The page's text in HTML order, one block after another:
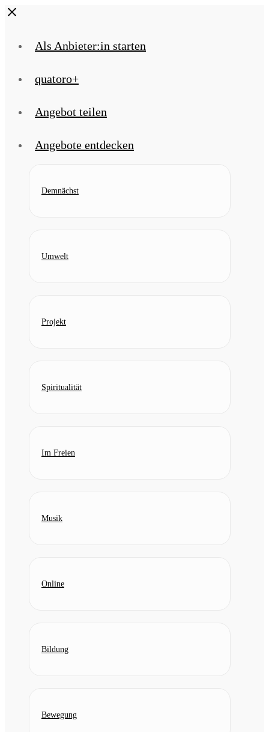
Skip
Close
Als Anbieter:in starten
quatoro+
Angebot teilen
Angebote entdecken
Demnächst
Umwelt
Projekt
Spiritualität
Im Freien
Musik
Online
Bildung
Bewegung